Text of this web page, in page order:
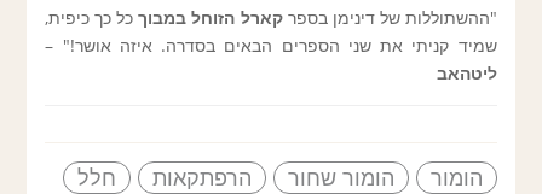
"ההשתוללות של דינימן בספרקארל הזוחל במבוךכל כך כיפית,
שמיד קניתי את שני הספרים הבאים בסדרה. איזה אושר!" –
ליטהאב
הומור הומור שחור הרפתקאות
חלל